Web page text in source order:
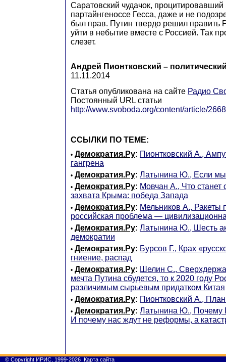
Саратовский чудачок, процитировавший
партайнгеноссе Гесса, даже и не
был прав. Путин твердо решил править
уйти в небытие вместе с Россией. Так
слезет.
Андрей Пионтковский –
11.11.2014
Статья опубликована на сайте Радио
Постоянный URL статьи
http://www.svoboda.org/content/article/
ССЫЛКИ ПО ТЕМЕ:
• Демократия.Ру: Пионтковский А.,
гангрена
• Демократия.Ру: Латынина Ю., Если мы
• Демократия.Ру: Мовчан А., Что станет
захвата Крыма: победа Запада
• Демократия.Ру: Мельников А., Ракеты
российская проблема —
• Демократия.Ру: Латынина Ю., Шесть
демократии
• Демократия.Ру: Бурсов Г., Крах
гниение, распад
• Демократия.Ру: Шелин С.,
мечта Путина сбудется, то к 2020 году
различимым сырьевым придатком Китая
• Демократия.Ру: Пионтковский А.,
• Демократия.Ру: Латынина Ю., Почему
И почему нас ждут не реформы, а
© Copyright ИРИС, 1999-2026 Карта сайта